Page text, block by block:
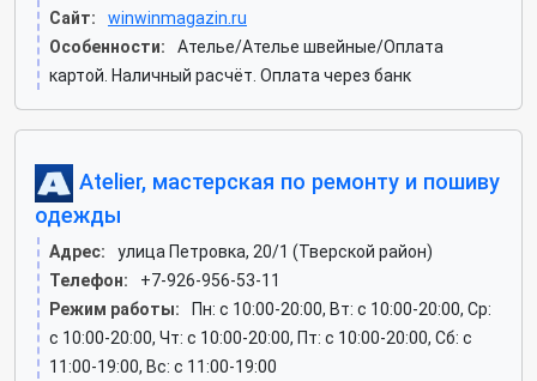
Сайт:
winwinmagazin.ru
Особенности:
Ателье/Ателье швейные/Оплата
картой. Наличный расчёт. Оплата через банк
Atelier, мастерская по ремонту и пошиву
одежды
Адрес:
улица Петровка, 20/1 (Тверской район)
Телефон:
+7-926-956-53-11
Режим работы:
Пн: c 10:00-20:00, Вт: c 10:00-20:00, Ср:
c 10:00-20:00, Чт: c 10:00-20:00, Пт: c 10:00-20:00, Сб: c
11:00-19:00, Вс: c 11:00-19:00